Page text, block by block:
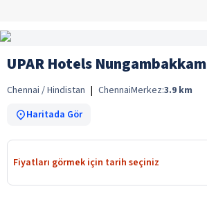
UPAR Hotels Nungambakkam
Chennai / Hindistan | ChennaiMerkez:3.9 km
Haritada Gör
Fiyatları görmek için tarih seçiniz